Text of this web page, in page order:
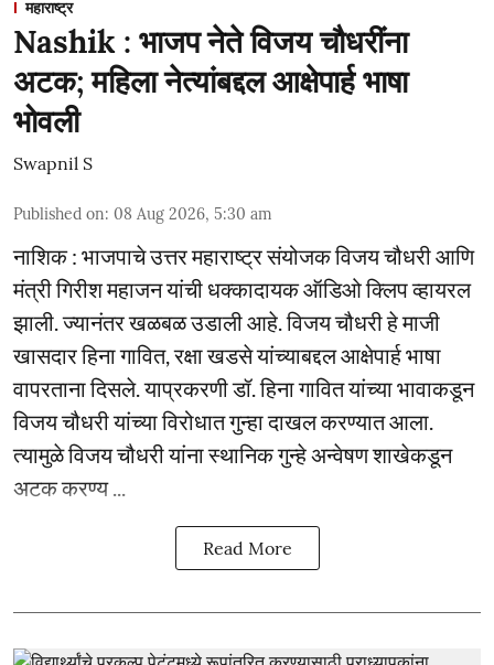
महाराष्ट्र
Nashik : भाजप नेते विजय चौधरींना
अटक; महिला नेत्यांबद्दल आक्षेपार्ह भाषा
भोवली
Swapnil S
Published on: 08 Aug 2026, 5:30 am
नाशिक : भाजपाचे उत्तर महाराष्ट्र संयोजक विजय चौधरी आणि
मंत्री गिरीश महाजन यांची धक्कादायक ऑडिओ क्लिप व्हायरल
झाली. ज्यानंतर खळबळ उडाली आहे. विजय चौधरी हे माजी
खासदार हिना गावित, रक्षा खडसे यांच्याबद्दल आक्षेपार्ह भाषा
वापरताना दिसले. याप्रकरणी डॉ. हिना गावित यांच्या भावाकडून
विजय चौधरी यांच्या विरोधात गुन्हा दाखल करण्यात आला.
त्यामुळे विजय चौधरी यांना स्थानिक गुन्हे अन्वेषण शाखेकडून
अटक करण्य ...
Read More